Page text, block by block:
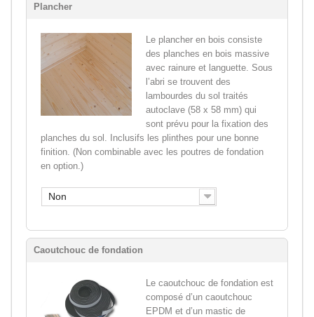
Plancher
Le plancher en bois consiste
des planches en bois massive
avec rainure et languette. Sous
l’abri se trouvent des
lambourdes du sol traités
autoclave (58 x 58 mm) qui
sont prévu pour la fixation des
planches du sol. Inclusifs les plinthes pour une bonne
finition. (Non combinable avec les poutres de fondation
en option.)
Non
Caoutchouc de fondation
Le caoutchouc de fondation est
composé d’un caoutchouc
EPDM et d’un mastic de